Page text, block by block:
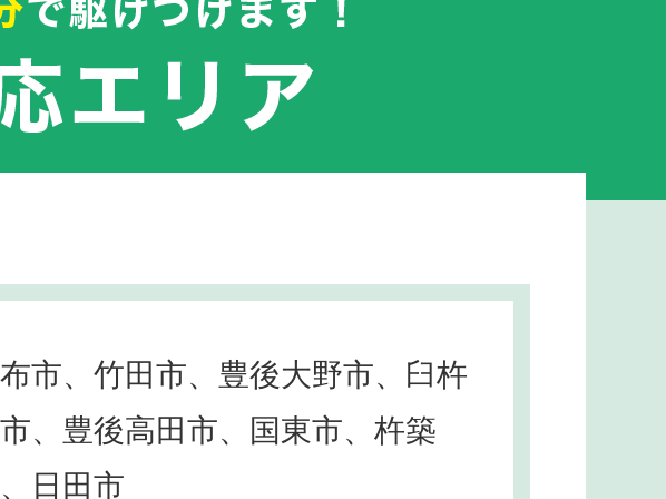
市、竹田市、豊後大野市、臼杵
、豊後高田市、国東市、杵築
日田市